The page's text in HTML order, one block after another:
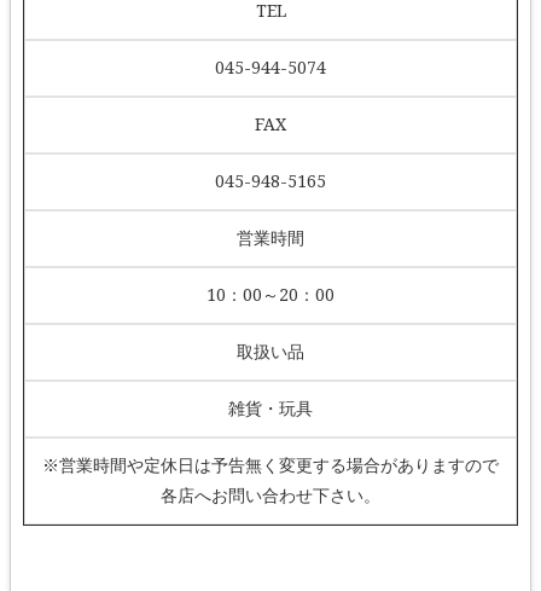
TEL
045-944-5074
FAX
045-948-5165
営業時間
10：00～20：00
取扱い品
雑貨・玩具
※営業時間や定休日は予告無く変更する場合がありますので
各店へお問い合わせ下さい。